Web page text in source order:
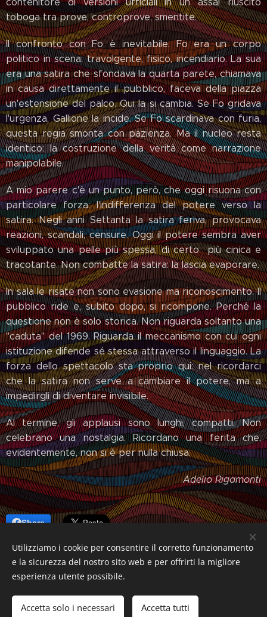
contenitore di versioni ufficiali in un assai riuscito
toboga tra prove, controprove, smentite.
Il confronto con Fo è inevitabile. Fo era un corpo
politico in scena: travolgente, fisico, incendiario. La sua
era una satira che sfondava la quarta parete, chiamava
in causa direttamente il pubblico, faceva della piazza
un'estensione del palco. Qui la si cambia. Se Fo gridava
l'urgenza, Gallione la incide. Se Fo scardinava con furia,
questa regia smonta con pazienza. Ma il nucleo resta
identico: la costruzione della verità come narrazione
manipolabile.
A mio parere c'è un punto, però, che oggi risuona con
particolare forza: l'indifferenza del potere verso la
satira. Negli anni Settanta la satira feriva, provocava
reazioni, scandali, censure. Oggi il potere sembra aver
sviluppato una pelle più spessa, di certo più cinica e
tracotante. Non combatte la satira: la lascia evaporare.
In sala le risate non sono evasione ma riconoscimento. Il
pubblico ride e, subito dopo, si ricompone. Perché la
questione non è solo storica. Non riguarda soltanto una
"caduta" del 1969. Riguarda il meccanismo con cui ogni
istituzione difende sé stessa attraverso il linguaggio. La
forza dello spettacolo sta proprio qui: nel ricordarci
che la satira non serve a cambiare il potere, ma a
impedirgli di diventare invisibile.
Al termine, gli applausi sono lunghi, compatti. Non
celebrano una nostalgia. Ricordano una ferita che,
evidentemente, non si è per nulla chiusa.
Adelio Rigamonti
Share
HOME
Utilizziamo i cookie per consentire il corretto funzionamento
e la sicurezza del nostro sito web e per offrirti la migliore
esperienza utente possibile.
Accetta solo i necessari Accetta tutti